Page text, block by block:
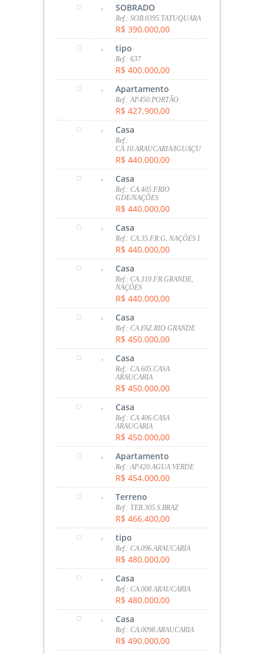
, SOBRADO
Ref.: SOB.0395.TATUQUARA
R$ 390.000,00
, tipo
Ref.: 637
R$ 400.000,00
, Apartamento
Ref.: AP.450.PORTÃO
R$ 427.900,00
, Casa
Ref.:
CA.10.ARAUCARIA/IGUAÇU
R$ 440.000,00
, Casa
Ref.: CA.405.F.RIO
GDE/NAÇÕES
R$ 440.000,00
, Casa
Ref.: CA.35.F.R.G, NAÇÕES I
R$ 440.000,00
, Casa
Ref.: CA.310.F.R.GRANDE,
NAÇÕES
R$ 440.000,00
, Casa
Ref.: CA.FAZ.RIO GRANDE
R$ 450.000,00
, Casa
Ref.: CA.605.CASA
ARAUCARIA
R$ 450.000,00
, Casa
Ref.: CA.406.CASA
ARAUCARIA
R$ 450.000,00
, Apartamento
Ref.: AP.420.AGUA VERDE
R$ 454.000,00
, Terreno
Ref.: TER.305.S.BRAZ
R$ 466.400,00
, tipo
Ref.: CA.096.ARAUCARIA
R$ 480.000,00
, Casa
Ref.: CA.008.ARAUCARIA
R$ 480.000,00
, Casa
Ref.: CA.0098.ARAUCARIA
R$ 490.000,00